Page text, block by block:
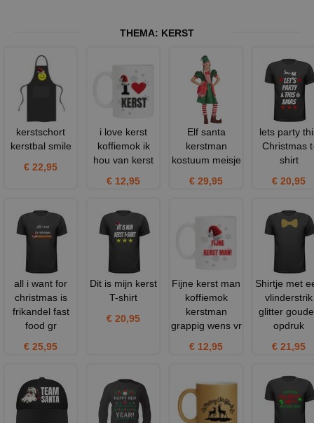
THEMA: KERST
kerstschort
kerstbal smile
€ 22,95
i love kerst
koffiemok ik
hou van kerst
€ 12,95
Elf santa
kerstman
kostuum meisje
€ 29,95
lets party
Christmas
shirt
€ 20,95
all i want for
christmas is
frikandel fast
food gr
€ 25,95
Dit is mijn kerst
T-shirt
€ 20,95
Fijne kerst man
koffiemok
kerstman
grappig wens vr
€ 12,95
Shirtje met
vlinderstrik
glitter
opdruk
€ 21,95